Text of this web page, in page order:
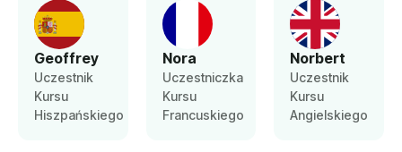
Geoffrey
Uczestnik
Kursu
Hiszpańskiego
Nora
Uczestniczka
Kursu
Francuskiego
Norbert
Uczestnik
Kursu
Angielskiego